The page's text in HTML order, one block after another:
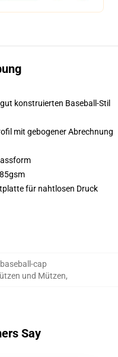
konstruierten Baseball-Stil
mit gebogener Abrechnung
für nahtlosen Druck
cap
und Mützen,
Say